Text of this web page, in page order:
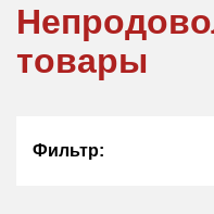
товары
Фильтр: